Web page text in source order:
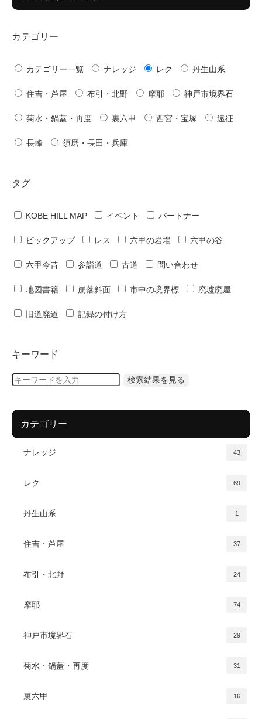
カテゴリー
カテゴリー一覧 ナレッジ レク 丹生山系
住吉・芦屋 布引・北野 摩耶 神戸市境界石
菊水・鍋蓋・再度 裏六甲 西宮・宝塚 遠征
長峰 須磨・長田・兵庫
タグ
KOBE HILL MAP イベント パートナー
ピックアップ レス 六甲の岩場 六甲の谷
六甲今昔 参詣道 古道 問い合わせ
地図書籍 崩落斜面 市中の境界標 廃墟廃屋
旧道廃道 記録の付け方
キーワード
カテゴリー
ナレッジ 43
レク 69
丹生山系 1
住吉・芦屋 37
布引・北野 24
摩耶 74
神戸市境界石 29
菊水・鍋蓋・再度 31
裏六甲 16